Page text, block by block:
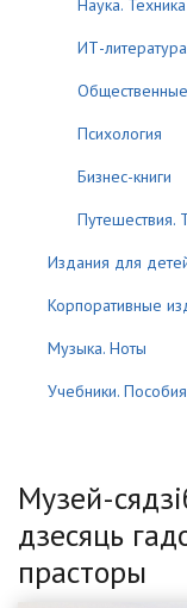
Наука. Техника
ИТ-литература
Психология
Бизнес-книги
Путешествия.
Издания для
Корпоративные
Музыка. Ноты
Учебники.
Музей-
дзесяць
прасторы